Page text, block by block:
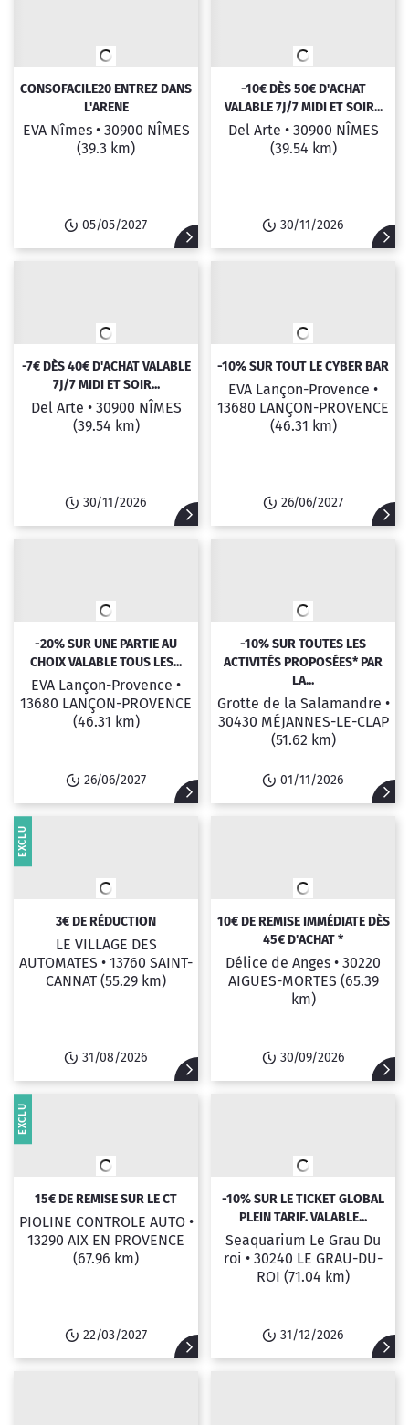
CONSOFACILE20 ENTREZ DANS
L'ARENE
EVA Nîmes • 30900 NÎMES
(39.3 km)
05/05/2027
-10€ DÈS 50€ D'ACHAT
VALABLE 7J/7 MIDI ET SOIR...
Del Arte • 30900 NÎMES
(39.54 km)
30/11/2026
-7€ DÈS 40€ D'ACHAT VALABLE
7J/7 MIDI ET SOIR...
Del Arte • 30900 NÎMES
(39.54 km)
30/11/2026
-10% SUR TOUT LE CYBER BAR
EVA Lançon-Provence •
13680 LANÇON-PROVENCE
(46.31 km)
26/06/2027
-20% SUR UNE PARTIE AU
CHOIX VALABLE TOUS LES...
EVA Lançon-Provence •
13680 LANÇON-PROVENCE
(46.31 km)
26/06/2027
-10% SUR TOUTES LES
ACTIVITÉS PROPOSÉES* PAR
LA...
Grotte de la Salamandre •
30430 MÉJANNES-LE-CLAP
(51.62 km)
01/11/2026
3€ DE RÉDUCTION
LE VILLAGE DES
AUTOMATES • 13760 SAINT-
CANNAT (55.29 km)
31/08/2026
EXCLU
10€ DE REMISE IMMÉDIATE DÈS
45€ D'ACHAT *
Délice de Anges • 30220
AIGUES-MORTES (65.39
km)
30/09/2026
15€ DE REMISE SUR LE CT
PIOLINE CONTROLE AUTO •
13290 AIX EN PROVENCE
(67.96 km)
22/03/2027
EXCLU
-10% SUR LE TICKET GLOBAL
PLEIN TARIF. VALABLE...
Seaquarium Le Grau Du
roi • 30240 LE GRAU-DU-
ROI (71.04 km)
31/12/2026